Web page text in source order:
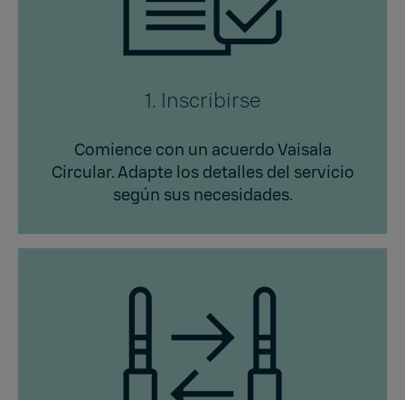
1. Inscribirse
Comience con un acuerdo Vaisala
Circular. Adapte los detalles del servicio
según sus necesidades.